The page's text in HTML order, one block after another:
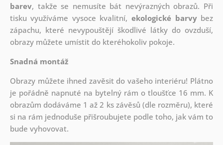
barev, takže se nemusíte bát nevýrazných obrazů. Při
tisku využíváme vysoce kvalitní,ekologické barvybez
zápachu, které nevypouštějí škodlivé látky do ovzduší,
obrazy můžete umístit do kteréhokoliv pokoje.
Snadná montáž
Obrazy můžete ihned zavěsit do vašeho interiéru! Plátno
je pořádně napnuté na bytelný rám o tloušťce 16 mm. K
obrazům dodáváme 1 až 2 ks závěsů (dle rozměru), které
si na rám jednoduše přišroubujete podle toho, jak vám to
bude vyhovovat.